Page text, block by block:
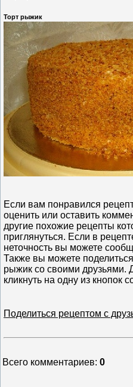
Торт рыжик
Если вам понравился
оценить или оставить
другие похожие рецепты
приглянуться. Если в
неточность вы можете
Также вы можете
рыжик со своими друзьями.
кликнуть на одну из кнопок
Поделиться рецептом с
Всего комментариев: 0